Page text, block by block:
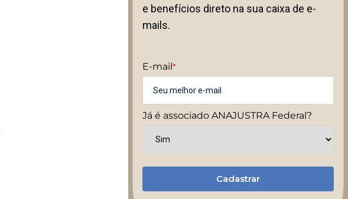
e benefícios direto na sua caixa de e-
mails.
E-mail *
Já é associado ANAJUSTRA Federal?
Cadastrar